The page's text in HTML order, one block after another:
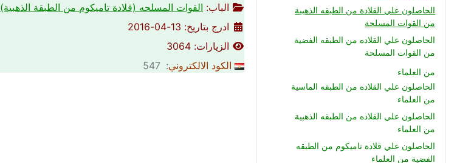
الحاصلون علي القلادة من الطبقه الذهبية
من القوات المسلحة
الحاصلون علي القلاده من الطبقه الفضية
من القوات المسلحة
من العلماء
الحاصلون علي القلاده من الطبقه الماسية
من العلماء
الحاصلون علي القلاده من الطبقه الذهبية
من العلماء
الحاصلون علي قلادة تاميكوم من الطبقه
الفضية من العلماء
الباب: القوات المسلحه (قلادة تاميكوم من الطبقة الذهبية)
ادرج بتاريخ: 13-04-2016
الزيارات: 3064
الكود الالكتروني: 547